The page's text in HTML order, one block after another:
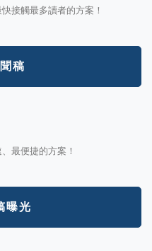
接觸最多讀者的方案！
稿
最便捷的方案！
曝光